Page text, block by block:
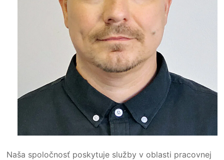
Naša spoločnosť poskytuje služby v oblasti pracovnej